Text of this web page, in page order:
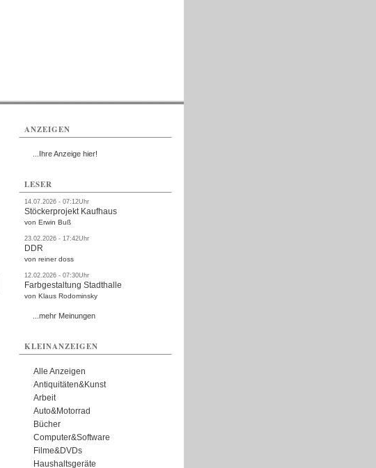
ANZEIGEN
...Ihre Anzeige hier!
LESER
14.07.2026 - 07:12Uhr
Stöckerprojekt Kaufhaus
von Erwin Buß
23.02.2026 - 17:42Uhr
DDR
von reiner doss
12.02.2026 - 07:30Uhr
Farbgestaltung Stadthalle
von Klaus Rodominsky
...mehr Meinungen
KLEINANZEIGEN
Alle Anzeigen
Antiquitäten&Kunst
Arbeit
Auto&Motorrad
Bücher
Computer&Software
Filme&DVDs
Haushaltsgeräte